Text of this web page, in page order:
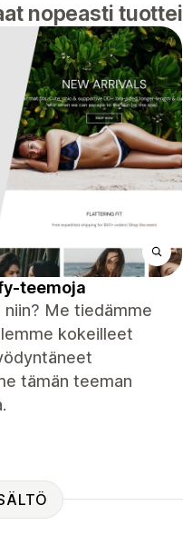
nopeasti
teemoja
niin? Me tiedämme
kokeilleet
tämän teeman